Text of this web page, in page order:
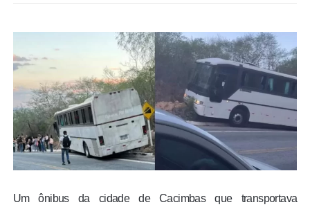
ESPORTES
ENTRETENIMENTO
ENQUETE
TV LPB
Um ônibus da cidade de Cacimbas que transportava